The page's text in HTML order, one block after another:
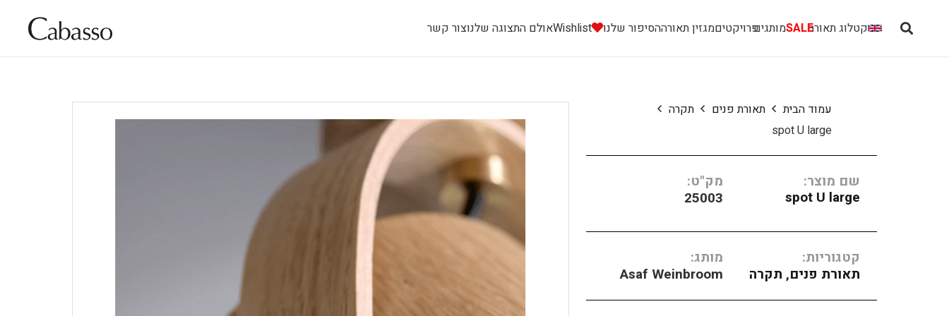
קטלוג תאורהSALEמותגיםפרויקטיםמגזין תאורההסיפור שלנו Wishlistאולם התצוגה שלנוצור קשר
עמוד הבית תאורת פנים
תקרה
spot U large
שם מוצר:
spot U large
מק"ט:
25003
קטגוריות:
תאורת פנים, תקרה
מותג:
Asaf Weinbroom